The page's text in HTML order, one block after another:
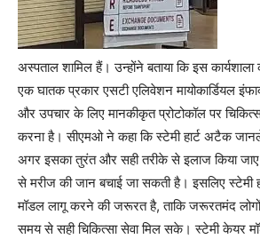
अस्पताल शामिल हैं। उन्होंने बताया कि इस
एक घातक प्रकार एसटी एलिवेशन मायोकार्डियल
और उपचार के लिए मानकीकृत प्रोटोकॉल पर
करना है। सीएमओ ने कहा कि स्टेमी हार्ट अटैक
अगर इसका तुरंत और सही तरीके से इलाज किया
से मरीज की जान बचाई जा सकती है। इसलिए स्टेमी
मॉडल लागू करने की जरूरत है, ताकि जरूरतमंद लोगों
समय से सही चिकित्सा सेवा मिल सके। स्टेमी केयर